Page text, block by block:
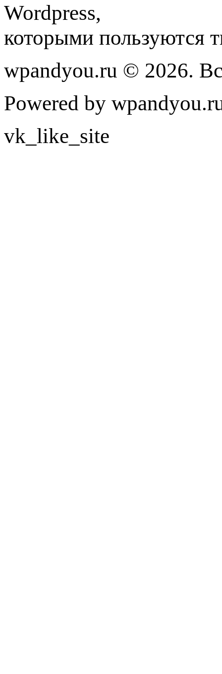
Wordpress,
которыми пользуются
wpandyou.ru © 2026.
Powered by
vk_like_site